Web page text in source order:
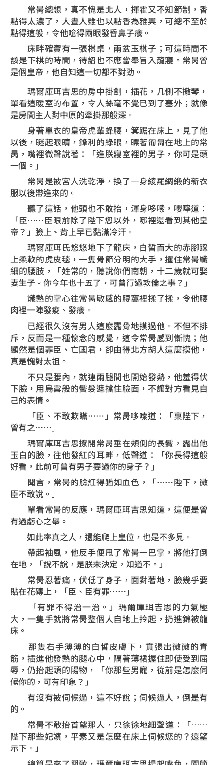
常昺總想，真不愧是北人，揮霍又不知節制，香
點得太濃了，大晝人雖也以點香為雅興，可總不至於
點得這般，令他嗆得兩眼發昏鼻子癢。
床畔確實有一張棋桌，兩盆玉棋子；可這時間不
該是下棋的時間，待詔也不應當奉旨入龍寢。常昺曾
是個皇帝，他自知這一切都不對勁。
瑪爾庫珥吉思的房中掛劍，插花，几側不撤琴，
單看這暖室的布置，令人絲毫不覺已到了塞外；就像
是房間主人對中原的牽掛那般深。
身著單衣的皇帝虎輩蜂腰，箕踞在床上，見了他
以後，瞇起眼睛，鋒利的綠眼，瞟著匍匐在地上的常
昺，嘴裡微聲說著：「進朕寢室裡的男子，你可是頭
一個。」
常昺是被宮人洗乾淨，換了一身綾羅綢緞的新衣
服以後帶進來的。
聽了這話，他頭也不敢抬，渾身哆嗦，嚶嚀道：
「臣……臣眼前除了陛下您以外，哪裡還看到其他皇
帝？」臉上、背上早已黏滿冷汗。
瑪爾庫珥氏悠悠地下了龍床，白皙而大的赤腳踩
上柔軟的虎皮毯，一隻骨節分明的大手，攫住常昺纖
細的腰肢，「姓常的，聽說你們南朝，十二歲就可娶
妻生子。你今年也十五了，可曾行過敦倫之事？」
熾熱的掌心往常昺敏感的腰窩裡揉了揉，令他腰
肉裡一陣發痠、發癢。
已經很久沒有男人這麼露骨地摸過他。不但不排
斥，反而是一種懷念的感覺，這令常昺感到慚愧；他
顯然是個罪臣、亡國君，卻由得北方胡人這麼摸他，
真是愧對太祖。
不只是腰內，就連兩腿間也開始發熱，他羞得伏
下臉，用烏雲般的鬢髮遮擋住臉面，不讓對方看見自
己的表情。
「臣、不敢欺瞞……」常昺哆嗦道：「稟陛下，
曾有之……」
瑪爾庫珥吉思撩開常昺垂在頰側的長鬢，露出他
玉白的臉，往他發紅的耳畔，低聲道：「你長得這般
好看，此前可曾有男子要過你的身子？」
聞言，常昺的臉紅得猶如血色，「……陛下，微
臣不敢說。」
單看常昺的反應，瑪爾庫珥吉思知道，這便是曾
有過虧心之舉。
如此率真之人，還能爬上皇位，也是不多見。
帶起袖風，他反手便甩了常昺一巴掌，將他打倒
在地，「說不說，是朕來決定，知道不。」
常昺忍著痛，伏低了身子，面對著地，臉幾乎要
貼在花磚上，「臣、臣有罪……」
「有罪不得治一治。」瑪爾庫珥吉思的力氣極
大，一隻手就將常昺整個人自地上拎起，扔進錦被龍
床。
那隻右手薄薄的白皙皮膚下，賁張出微微的青
筋，插進他發熱的腿心中，隔著薄裙握住即使受到屈
辱，仍抬起頭的陽物，「你那些男寵，從前是怎麼伺
候你的，可有印象？」
有沒有被伺候過，這不好說；伺候過人，倒是有
的。
常昺不敢抬首望那人，只徐徐地細聲道：「……
陛下那些妃嬪，平素又是怎麼在床上伺候您的？還望
示下。」